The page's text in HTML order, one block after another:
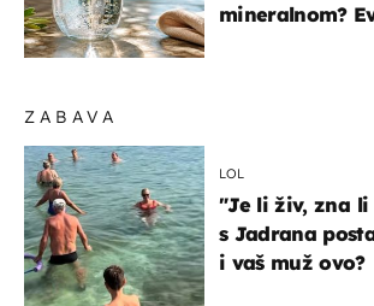
ZABAVA
LOL
"Je li živ, zna li
s Jadrana
i vaš muž ovo?
mineralnom?